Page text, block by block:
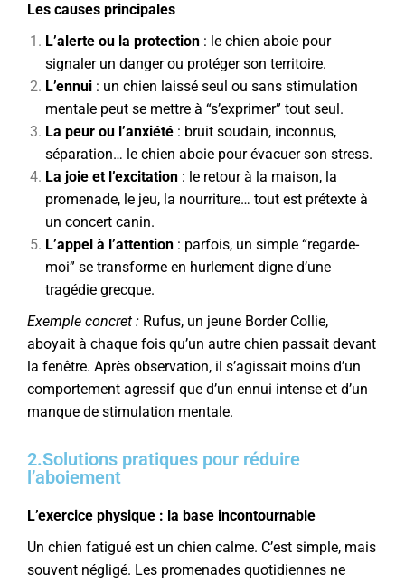
Les causes principales
L’alerte ou la protection : le chien aboie pour
signaler un danger ou protéger son territoire.
L’ennui : un chien laissé seul ou sans stimulation
mentale peut se mettre à “s’exprimer” tout seul.
La peur ou l’anxiété : bruit soudain, inconnus,
séparation… le chien aboie pour évacuer son stress.
La joie et l’excitation : le retour à la maison, la
promenade, le jeu, la nourriture… tout est prétexte à
un concert canin.
L’appel à l’attention : parfois, un simple “regarde-
moi” se transforme en hurlement digne d’une
tragédie grecque.
Exemple concret : Rufus, un jeune Border Collie,
aboyait à chaque fois qu’un autre chien passait devant
la fenêtre. Après observation, il s’agissait moins d’un
comportement agressif que d’un ennui intense et d’un
manque de stimulation mentale.
2.Solutions pratiques pour réduire
l’aboiement
L’exercice physique : la base incontournable
Un chien fatigué est un chien calme. C’est simple, mais
souvent négligé. Les promenades quotidiennes ne